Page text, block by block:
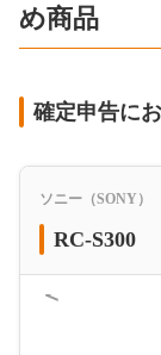
め商品
確定申告に
ソニー（SONY）
RC-S300
＜